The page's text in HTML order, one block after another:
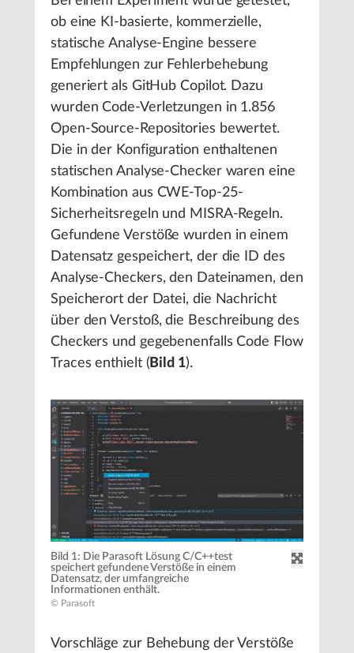
ob eine KI-basierte, kommerzielle,
statische Analyse-Engine bessere
Empfehlungen zur Fehlerbehebung
generiert als GitHub Copilot. Dazu
wurden Code-Verletzungen in 1.856
Open-Source-Repositories bewertet.
Die in der Konfiguration enthaltenen
statischen Analyse-Checker waren eine
Kombination aus CWE-Top-25-
Sicherheitsregeln und MISRA-Regeln.
Gefundene Verstöße wurden in einem
Datensatz gespeichert, der die ID des
Analyse-Checkers, den Dateinamen, den
Speicherort der Datei, die Nachricht
über den Verstoß, die Beschreibung des
Checkers und gegebenenfalls Code Flow
Traces enthielt ( Bild 1).
Bild 1: Die Parasoft Lösung C/C++test
speichert gefundene Verstöße in einem
Datensatz, der umfangreiche
Informationen enthält.
© Parasoft
Vorschläge zur Behebung der Verstöße